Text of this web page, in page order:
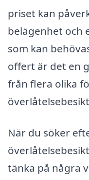
priset kan
belägenhet och
som kan
offert är det en
från flera olika
När du söker
tänka på några